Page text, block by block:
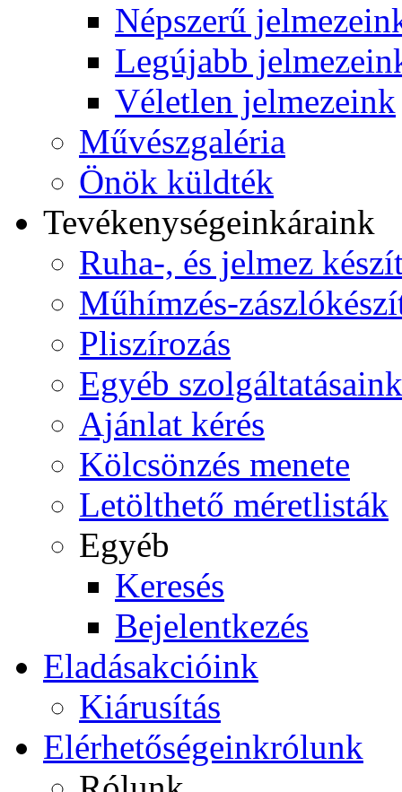
Népszerű
Legújabb
Véletlen jelmezeink
Művészgaléria
Önök küldték
Tevékenységeinkáraink
Ruha-, és jelmez
Műhímzés-
Pliszírozás
Egyéb szolgáltatásaink
Ajánlat kérés
Kölcsönzés menete
Letölthető méretlisták
Egyéb
Keresés
Bejelentkezés
Eladásakcióink
Kiárusítás
Elérhetőségeinkrólunk